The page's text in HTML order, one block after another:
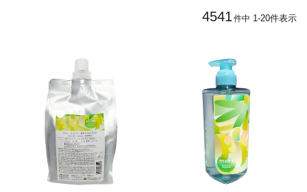
4541 件中 1-20件表示